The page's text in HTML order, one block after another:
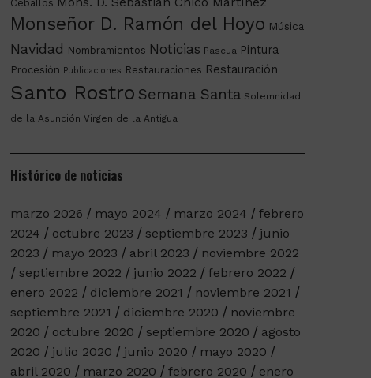
Ceballos
Monseñor D. Ramón del Hoyo Música
Navidad Nombramientos Noticias Pascua Pintura
Procesión Publicaciones Restauraciones Restauración
Santo Rostro Semana Santa Solemnidad
de la Asunción Virgen de la Antigua
Histórico de noticias
marzo 2026 mayo 2024 marzo 2024
febrero
2024
octubre 2023 septiembre 2023
junio
2023
mayo 2023 abril 2023
noviembre 2022
septiembre 2022
junio 2022
febrero 2022
enero 2022
diciembre 2021
noviembre 2021
septiembre 2021
diciembre 2020
noviembre
2020
octubre 2020 septiembre 2020
agosto
2020
julio 2020 junio 2020
mayo 2020
abril 2020
marzo 2020 febrero 2020
enero